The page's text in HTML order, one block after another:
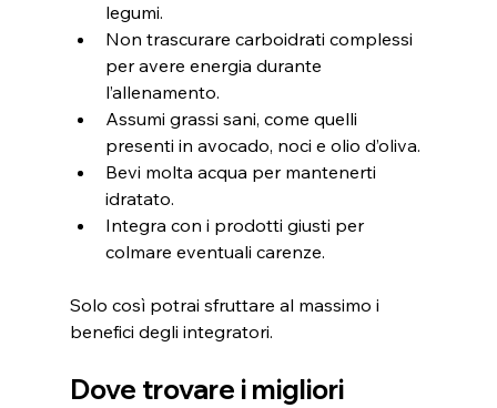
legumi.
Non trascurare carboidrati complessi
per avere energia durante
l’allenamento.
Assumi grassi sani, come quelli
presenti in avocado, noci e olio d’oliva.
Bevi molta acqua per mantenerti
idratato.
Integra con i prodotti giusti per
colmare eventuali carenze.
Solo così potrai sfruttare al massimo i
benefici degli integratori.
Dove trovare i migliori